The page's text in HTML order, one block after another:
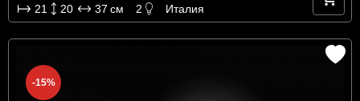
21 20 37 см 2 Италия
-15%